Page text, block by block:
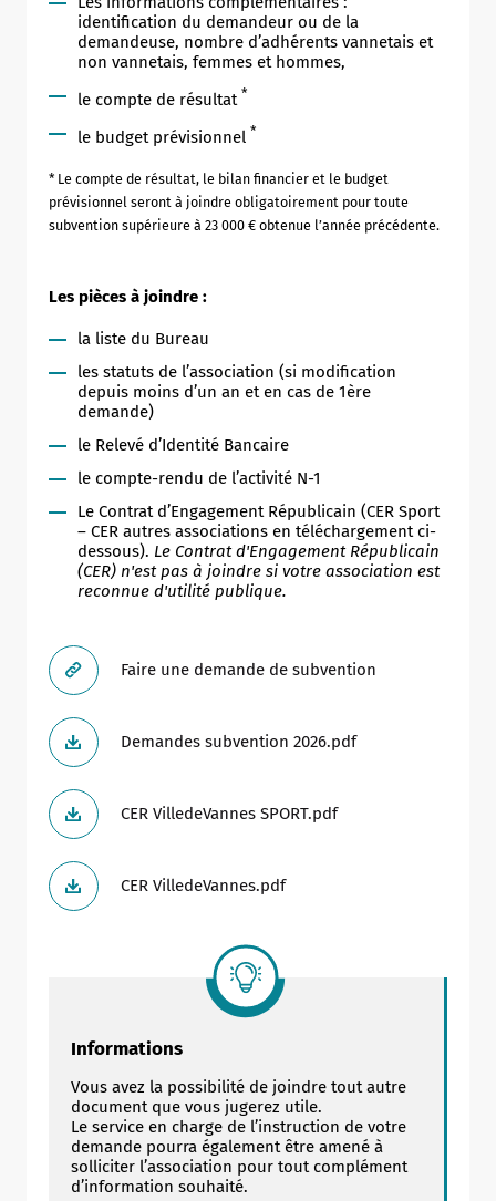
identification du demandeur ou de la
demandeuse, nombre d’adhérents vannetais et
non vannetais, femmes et hommes,
le compte de résultat *
le budget prévisionnel *
* Le compte de résultat, le bilan financier et le budget
prévisionnel seront à joindre obligatoirement pour toute
subvention supérieure à 23 000 € obtenue l’année précédente.
Les pièces à joindre :
la liste du Bureau
les statuts de l’association (si modification
depuis moins d’un an et en cas de 1ère
demande)
le Relevé d’Identité Bancaire
le compte-rendu de l’activité N-1
Le Contrat d’Engagement Républicain (CER Sport
– CER autres associations en téléchargement ci-
dessous). Le Contrat d'Engagement Républicain
(CER) n'est pas à joindre si votre association est
reconnue d'utilité publique.
Faire une demande de subvention
Demandes subvention 2026.pdf
CER VilledeVannes SPORT.pdf
CER VilledeVannes.pdf
Informations
Vous avez la possibilité de joindre tout autre
document que vous jugerez utile.
Le service en charge de l’instruction de votre
demande pourra également être amené à
solliciter l’association pour tout complément
d’information souhaité.